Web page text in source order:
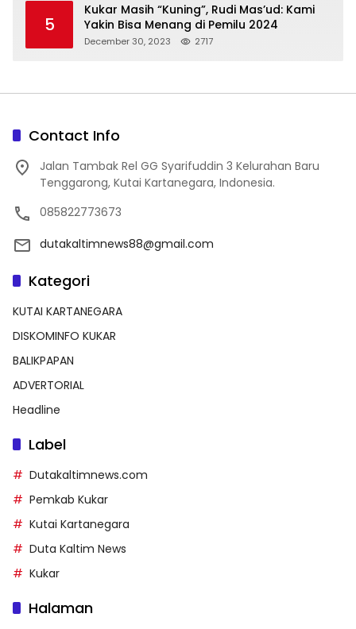
5
Kukar Masih “Kuning”, Rudi Mas’ud: Kami
Yakin Bisa Menang di Pemilu 2024
December 30, 2023 2717
Contact Info
Jalan Tambak Rel GG Syarifuddin 3 Kelurahan Baru
Tenggarong, Kutai Kartanegara, Indonesia.
085822773673
dutakaltimnews88@gmail.com
Kategori
KUTAI KARTANEGARA
DISKOMINFO KUKAR
BALIKPAPAN
ADVERTORIAL
Headline
Label
Dutakaltimnews.com
Pemkab Kukar
Kutai Kartanegara
Duta Kaltim News
Kukar
Halaman